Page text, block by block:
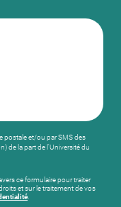
postale et/ou par SMS des
de la part de l'Université du
ce formulaire pour traiter
et sur le traitement de vos
.